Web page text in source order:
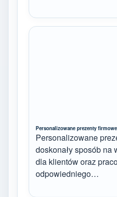
Personalizowane prezenty firmowe
Personalizowane
doskonały sposób na
dla klientów oraz
odpowiedniego…